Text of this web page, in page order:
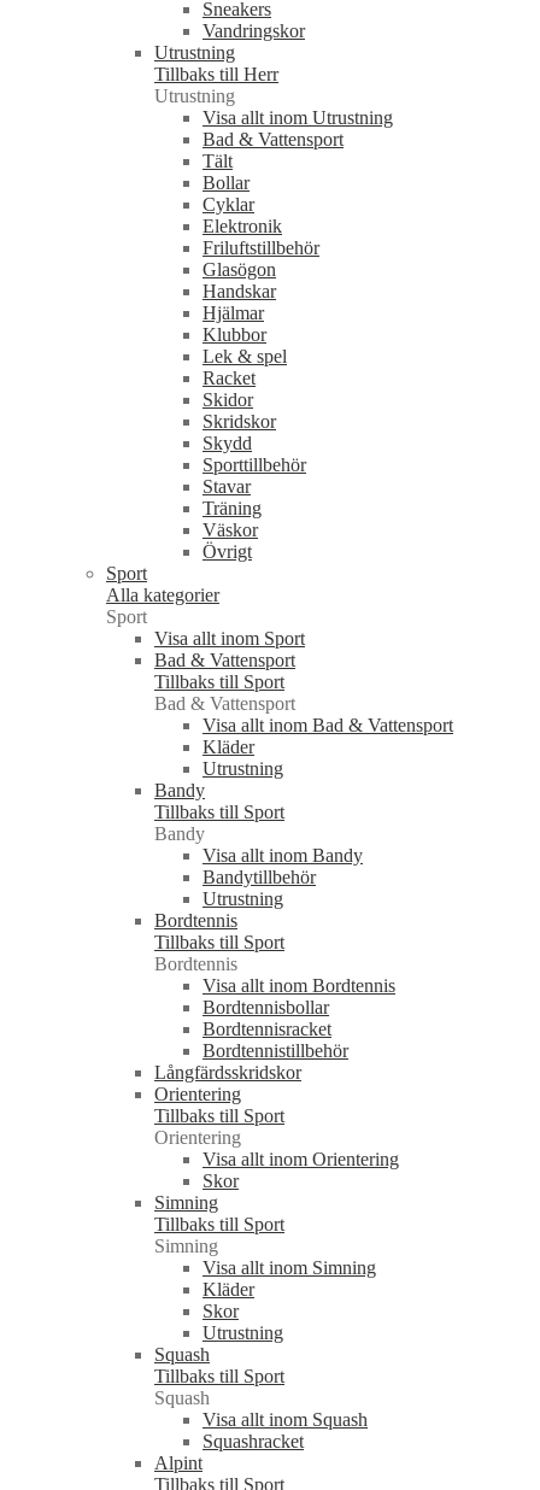
Sneakers
Vandringskor
Utrustning
Tillbaks till Herr
Utrustning
Visa allt inom Utrustning
Bad & Vattensport
Tält
Bollar
Cyklar
Elektronik
Friluftstillbehör
Glasögon
Handskar
Hjälmar
Klubbor
Lek & spel
Racket
Skidor
Skridskor
Skydd
Sporttillbehör
Stavar
Träning
Väskor
Övrigt
Sport
Alla kategorier
Sport
Visa allt inom Sport
Bad & Vattensport
Tillbaks till Sport
Bad & Vattensport
Visa allt inom Bad & Vattensport
Kläder
Utrustning
Bandy
Tillbaks till Sport
Bandy
Visa allt inom Bandy
Bandytillbehör
Utrustning
Bordtennis
Tillbaks till Sport
Bordtennis
Visa allt inom Bordtennis
Bordtennisbollar
Bordtennisracket
Bordtennistillbehör
Långfärdsskridskor
Orientering
Tillbaks till Sport
Orientering
Visa allt inom Orientering
Skor
Simning
Tillbaks till Sport
Simning
Visa allt inom Simning
Kläder
Skor
Utrustning
Squash
Tillbaks till Sport
Squash
Visa allt inom Squash
Squashracket
Alpint
Tillbaks till Sport